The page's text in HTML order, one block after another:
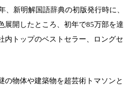
、新明解国語辞典の初版発行時に、
展開したところ、初年で85万部を達
内トップのベストセラー、ロングセ
の物体や建築物を超芸術トマソンと